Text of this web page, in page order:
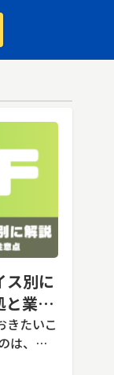
ス別に
と業務
きたいこ
は、ど
で完了